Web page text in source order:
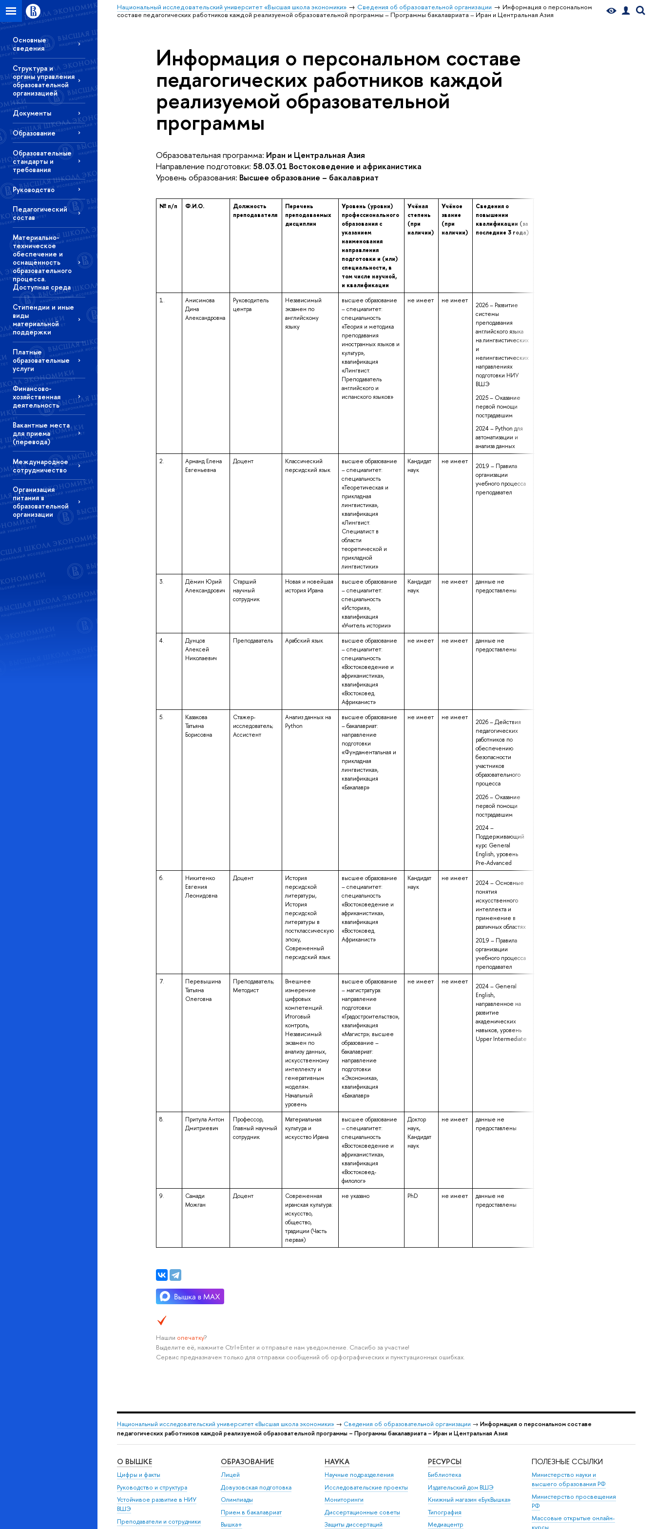
Национальный исследовательский университет «Высшая школа экономики» Сведения об образовательной организации
Информация о персональном
составе педагогических работников каждой реализуемой образовательной программы – Программы бакалавриата – Иран и Центральная Азия
Основные
сведения
Структура и
органы управления
образовательной
организацией
Документы
Образование
Образовательные
стандарты и
требования
Руководство
Педагогический
состав
Материально-
техническое
обеспечение и
оснащённость
образовательного
процесса.
Доступная среда
Стипендии и иные
виды
материальной
поддержки
Платные
образовательные
услуги
Финансово-
хозяйственная
деятельность
Вакантные места
для приема
(перевода)
Международное
сотрудничество
Организация
питания в
образовательной
организации
Информация о персональном составе
педагогических работников каждой
реализуемой образовательной
программы
Образовательная программа: Иран и Центральная Азия
Направление подготовки: 58.03.01 Востоковедение и африканистика
Уровень образования: Высшее образование – бакалавриат
№ п/п Ф.И.О.
Должность
преподавателя
Перечень
преподаваемых
дисциплин
Уровень (уровни)
профессионального
образования с
указанием
наименования
направления
подготовки и (или)
специальности, в
том числе научной,
и квалификации
Учёная
степень
(при
наличии)
Учёное
звание
(при
наличии)
Сведения о
повышении
квалификации (за
последние 3 года)
1.
Анисимова
Дина
Александровна
Руководитель
центра
Независимый
экзамен по
английскому
языку
высшее образование
– специалитет:
специальность
«Теория и методика
преподавания
иностранных языков и
культур»,
квалификация
«Лингвист.
Преподаватель
английского и
испанского языков»
не имеет не имеет
2026 – Развитие
системы
преподавания
английского языка
на лингвистических
и
нелингвистических
направлениях
подготовки НИУ
ВШЭ
2025 – Оказание
первой помощи
пострадавшим
2024 – Python для
автоматизации и
анализа данных
2.
Арманд Елена
Евгеньевна
Доцент
Классический
персидский язык
высшее образование
– специалитет:
специальность
«Теоретическая и
прикладная
лингвистика»,
квалификация
«Лингвист.
Специалист в
области
теоретической и
прикладной
лингвистики»
Кандидат
наук
не имеет
2019 – Правила
организации
учебного процесса
преподавател
3.
Дёмин Юрий
Александрович
Старший
научный
сотрудник
Новая и новейшая
история Ирана
высшее образование
– специалитет:
специальность
«История»,
квалификация
«Учитель истории»
Кандидат
наук
не имеет
данные не
предоставлены
4.
Дунцов
Алексей
Николаевич
Преподаватель Арабский язык
высшее образование
– специалитет:
специальность
«Востоковедение и
африканистика»,
квалификация
«Востоковед.
Африканист»
не имеет не имеет
данные не
предоставлены
5.
Казакова
Татьяна
Борисовна
Стажер-
исследователь;
Ассистент
Анализ данных на
Python
высшее образование
– бакалавриат:
направление
подготовки
«Фундаментальная и
прикладная
лингвистика»,
квалификация
«Бакалавр»
не имеет не имеет
2026 – Действия
педагогических
работников по
обеспечению
безопасности
участников
образовательного
процесса
2026 – Оказание
первой помощи
пострадавшим
2024 –
Поддерживающий
курс General
English, уровень
Pre-Advanced
6.
Никитенко
Евгения
Леонидовна
Доцент
История
персидской
литературы,
История
персидской
литературы в
постклассическую
эпоху,
Современный
персидский язык
высшее образование
– специалитет:
специальность
«Востоковедение и
африканистика»,
квалификация
«Востоковед.
Африканист»
Кандидат
наук
не имеет
2024 – Основные
понятия
искусственного
интеллекта и
применение в
различных областях
2019 – Правила
организации
учебного процесса
преподавател
7.
Перевышина
Татьяна
Олеговна
Преподаватель;
Методист
Внешнее
измерение
цифровых
компетенций.
Итоговый
контроль,
Независимый
экзамен по
анализу данных,
искусственному
интеллекту и
генеративным
моделям.
Начальный
уровень
высшее образование
– магистратура:
направление
подготовки
«Градостроительство»,
квалификация
«Магистр»; высшее
образование –
бакалавриат:
направление
подготовки
«Экономика»,
квалификация
«Бакалавр»
не имеет не имеет
2024 – General
English,
направленное на
развитие
академических
навыков, уровень
Upper Intermediate
8.
Притула Антон
Дмитриевич
Профессор,
Главный научный
сотрудник
Материальная
культура и
искусство Ирана
высшее образование
– специалитет:
специальность
«Востоковедение и
африканистика»,
квалификация
«Востоковед-
филолог»
Доктор
наук,
Кандидат
наук
не имеет
данные не
предоставлены
9.
Самади
Можган
Доцент
Современная
иранская культура:
искусство,
общество,
традиции (Часть
первая)
не указано PhD не имеет
данные не
предоставлены
Нашли опечатку?
Выделите её, нажмите Ctrl+Enter и отправьте нам уведомление. Спасибо за участие!
Сервис предназначен только для отправки сообщений об орфографических и пунктуационных ошибках.
Национальный исследовательский университет «Высшая школа экономики» → Сведения об образовательной организации → Информация о персональном составе
педагогических работников каждой реализуемой образовательной программы – Программы бакалавриата – Иран и Центральная Азия
О ВЫШКЕ
Цифры и факты
Руководство и структура
Устойчивое развитие в НИУ
ВШЭ
Преподаватели и сотрудники
ОБРАЗОВАНИЕ
Лицей
Довузовская подготовка
Олимпиады
Прием в бакалавриат
Вышка+
НАУКА
Научные подразделения
Исследовательские проекты
Мониторинги
Диссертационные советы
Защиты диссертаций
РЕСУРСЫ
Библиотека
Издательский дом ВШЭ
Книжный магазин «БукВышка»
Типография
Медиацентр
ПОЛЕЗНЫЕ ССЫЛКИ
Министерство науки и
высшего образования РФ
Министерство просвещения
РФ
Массовые открытые онлайн-